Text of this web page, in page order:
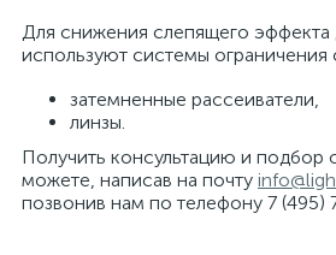
Для снижения слепящего эффекта
используют системы ограничения
затемненные рассеиватели,
линзы.
Получить консультацию и подбор
можете, написав на почту
позвонив нам по телефону 7 (495)